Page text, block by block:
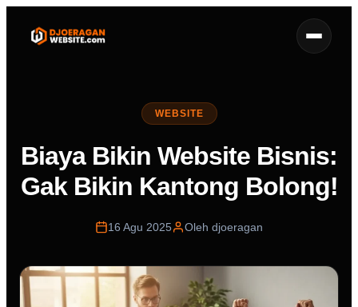
WEBSITE
Biaya Bikin Website Bisnis:
Gak Bikin Kantong Bolong!
16 Agu 2025 Oleh djoeragan